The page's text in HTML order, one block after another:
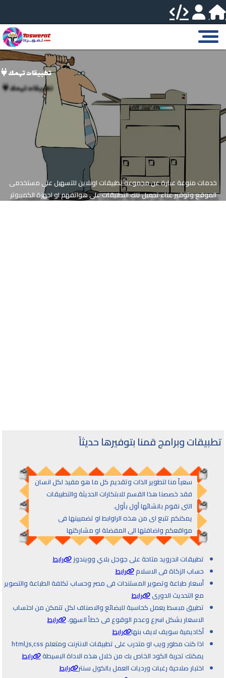
تطبيقات تهمك
خدمات منوعة عبارة عن مجموعة تطبيقات اونلاين للتسهيل على مستخدمى
الموقع وتوفير عناء تحميل تلك التطبيقات على هواتفهم او اجهزة الكمبيوتر
تطبيقات وبرامج قمنا بتوفيرها حديثاً
سعياً منا لتطوير الذات وتقديم كل ما هو مفيد لكل انسان
فقد خصصنا هذا القسم للابتكارات الحديثة والتطبيقات
التى نقوم بانشائها أول بأول.
يمكنكم تتبع اى من هذه الراوابط او تضميينها فى
مواقعكم واضافتها الى المفضلة او مشاركتها
تطبيقات اندرويد متاحة على جوجل بلاي وويندوز
رابط
حساب الزكاة فى الاسلام
رابط
أسعار طباعة وتصوير المستندات فى مصر وحساب تكلفة الطباعة والتصوير
مع التحديث الدورى
رابط
تطبيق مبسط يعمل كحاسبة للبضائع والاصناف لكل تتمكن من احتساب
الاسعار بشكل اسرع وعدم الوقوع فى خطأ السهو.
رابط
أكاديمية سويف لايف بنها
رابط
اذا كنت مطور ويب او متدرب على تطبيقات الانترنت ومتعلم html,js,css
يمكنك تجربة الكود الخاص بك من خلال هذه الاداة البسيطة
رابط
اختبار صلاحية رغبات ورديات العمل بالكول سنتر
رابط